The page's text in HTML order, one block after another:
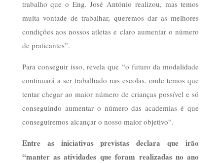
trabalho que o Eng. José António realizou, mas temos
muita vontade de trabalhar, queremos dar as melhores
condições aos nossos atletas e claro aumentar o número
de praticantes”.
Para conseguir isso, revela que “o futuro da modalidade
continuará a ser trabalhado nas escolas, onde temos que
tentar chegar ao maior número de crianças possível e só
conseguindo aumentar o número das academias é que
conseguiremos alcançar o nosso maior objetivo”.
Entre as iniciativas previstas declara que irão
“manter as atividades que foram realizadas no ano